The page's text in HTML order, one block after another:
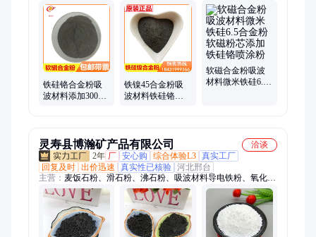
磁粉、金属硼粉、金属铬粉、金属铝粒、金属钒粉、金属铁粉、
金属铅粉、金属铜粉、金属锡粉、金属铋粉、金属钇粉、金属碲
粉、金属钴粉、金属铌粉、金属铜粒、金属镍珠、金属镍花、金
属铬粒、旋耕机刀片、秸秆还添加刀片、碳钢特细焊条
铁硅铬合金粉吸
波材料添加300目
铁镍45合金粉吸
波材料铁硅铬合
软磁合金粉吸波
材料微米铁硅6.5
灵寿县博瀚矿产品有限公司
洽谈
2年 厂 安心购 综合体验L3 真实工厂
回复及时 出价迅速 真实性已核验 河北邢台
主营： 麦饭石粉、滑石粉、沸石粉、吸波材料导电铁粉、氧化
钙、膨润土、白云石粉、橡胶粉、石英粉、硅微粉、碳酸钙、石
墨、硅藻土、抗菌粉、氢氧化钙、消石灰、陶土、活性白土、金
刚砂、木粉、磁粉、海泡石粉、二氧化硅、高岭土、负离子粉